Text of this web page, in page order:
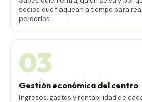
socios que flaquean a tiempo para
perderlos.
03
Gestión económica del centro
Ingresos, gastos y rentabilidad de